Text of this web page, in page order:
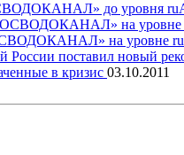
до уровня
на уровне
на уровне
поставил новый
в кризис 03.10.2011